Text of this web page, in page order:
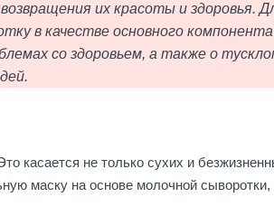
их красоты и здоровья.
в качестве основного
со здоровьем, а также о
касается не только сухих и
маску на основе молочной сыворотки,